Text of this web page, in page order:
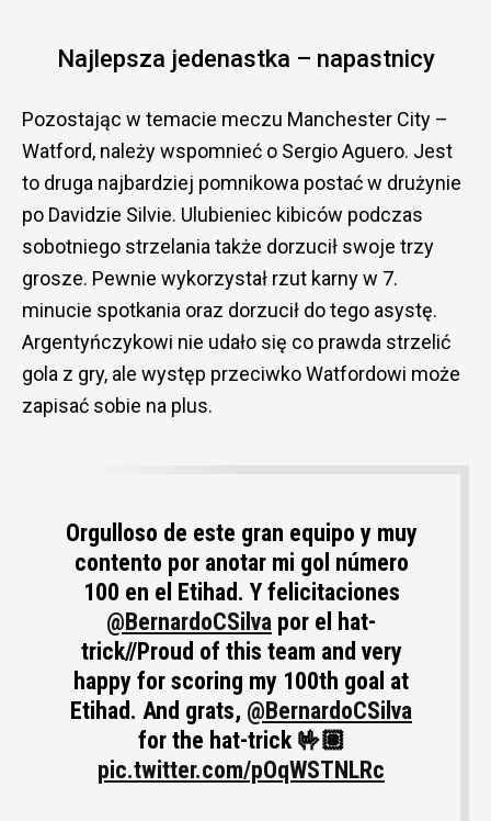
Najlepsza jedenastka – napastnicy
Pozostając w temacie meczu Manchester City –
Watford, należy wspomnieć o Sergio Aguero. Jest
to druga najbardziej pomnikowa postać w drużynie
po Davidzie Silvie. Ulubieniec kibiców podczas
sobotniego strzelania także dorzucił swoje trzy
grosze. Pewnie wykorzystał rzut karny w 7.
minucie spotkania oraz dorzucił do tego asystę.
Argentyńczykowi nie udało się co prawda strzelić
gola z gry, ale występ przeciwko Watfordowi może
zapisać sobie na plus.
Orgulloso de este gran equipo y muy
contento por anotar mi gol número
100 en el Etihad. Y felicitaciones
@BernardoCSilva por el hat-
trick//Proud of this team and very
happy for scoring my 100th goal at
Etihad. And grats, @BernardoCSilva
for the hat-trick 🤟🏽
pic.twitter.com/pOqWSTNLRc